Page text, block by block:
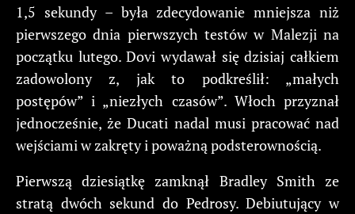
1,5 sekundy – była zdecydowanie mniejsza niż
pierwszego dnia pierwszych testów w Malezji na
początku lutego. Dovi wydawał się dzisiaj całkiem
zadowolony z, jak to podkreślił: „małych
postępów” i „niezłych czasów”. Włoch przyznał
jednocześnie, że Ducati nadal musi pracować nad
wejściami w zakręty i poważną podsterownością.
Pierwszą dziesiątkę zamknął Bradley Smith ze
stratą dwóch sekund do Pedrosy. Debiutujący w